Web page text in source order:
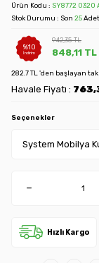
Ürün Kodu : SY8772 0320
Stok Durumu : Son 25Adet
%10
İndirim
942,35TL
848,11 TL
282.7 TL 'den başlayan
Havale Fiyatı :
Seçenekler
Hızlı Kargo